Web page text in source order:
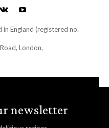
in England (registered no.
London,
newsletter